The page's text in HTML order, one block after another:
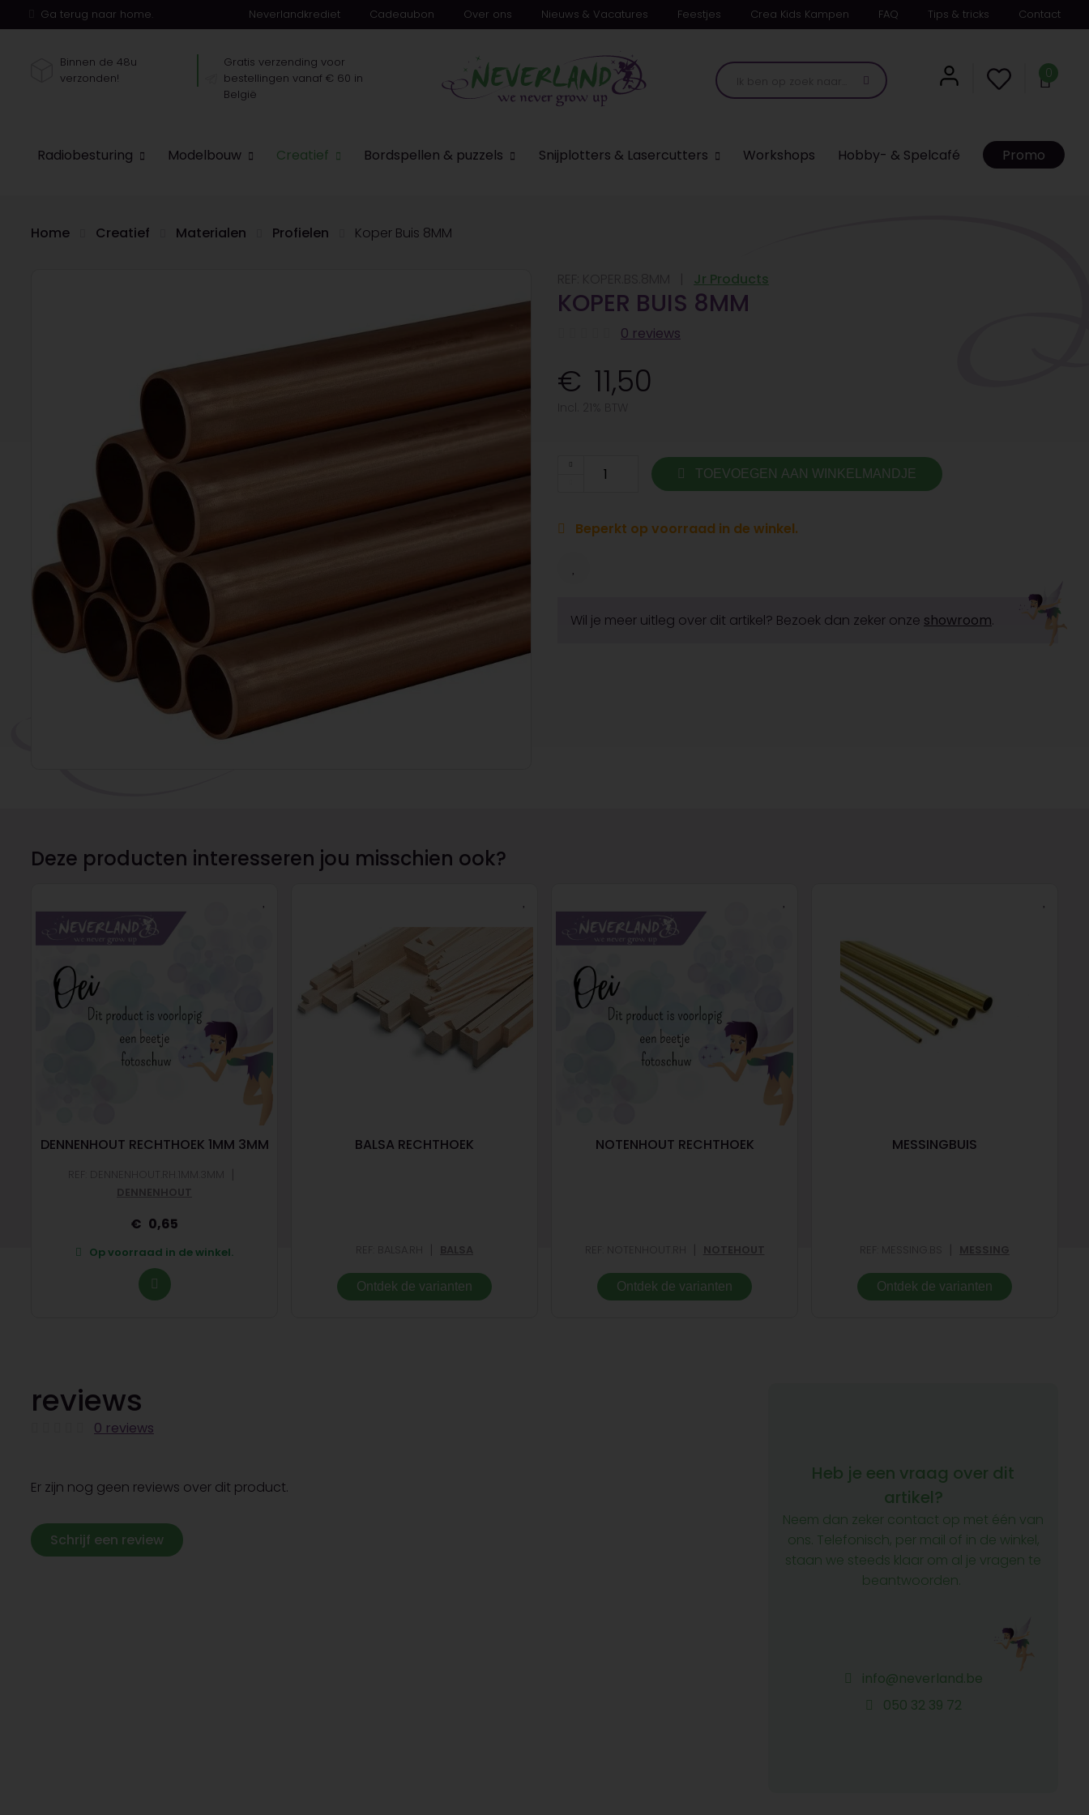
Ga terug naar home. Neverlandkrediet Cadeaubon Over ons Nieuws & Vacatures Feestjes Crea Kids Kampen FAQ Tips & tricks Contact
Binnen de 48u
verzonden!
Gratis verzending voor
bestellingen vanaf € 60 in
België
0
Radiobesturing Modelbouw Creatief Bordspellen & puzzels Snijplotters & Lasercutters Workshops Hobby- & Spelcafé Promo
Home Creatief Materialen Profielen Koper Buis 8MM
Jr Products
KOPER BUIS 8MM
0 reviews
11,50
TOEVOEGEN AAN WINKELMANDJE
Beperkt op voorraad in de winkel.
Wil je meer uitleg over dit artikel? Bezoek dan zeker onze showroom.
Deze producten interesseren jou misschien ook?
DENNENHOUT RECHTHOEK 1MM 3MM
REF: DENNENHOUT.RH.1MM.3MM |
DENNENHOUT
0,65
Op voorraad in de winkel.
BALSA RECHTHOEK
| BALSA
Ontdek de varianten
NOTENHOUT RECHTHOEK
REF: NOTENHOUT.RH | NOTEHOUT
Ontdek de varianten
MESSINGBUIS
| MESSING
Ontdek de varianten
reviews
0 reviews
Er zijn nog geen reviews over dit product.
Schrijf een review
Heb je een vraag over dit
artikel?
Neem dan zeker contact op met één van
ons. Telefonisch, per mail of in de winkel,
staan we steeds klaar om al je vragen te
beantwoorden.
info@neverland.be
050 32 39 72